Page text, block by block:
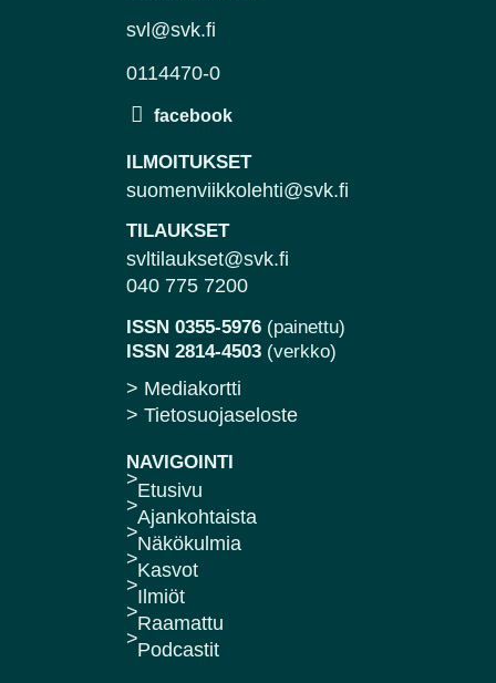
svl@svk.fi
0114470-0
ILMOITUKSET
suomenviikkolehti@svk.fi
TILAUKSET
svltilaukset@svk.fi
040 775 7200
ISSN 0355-5976 (painettu)
ISSN 2814-4503 (verkko)
> Mediakortti
> Tietosuojaseloste
NAVIGOINTI
Etusivu
Ajankohtaista
Näkökulmia
Kasvot
Ilmiöt
Raamattu
Podcastit